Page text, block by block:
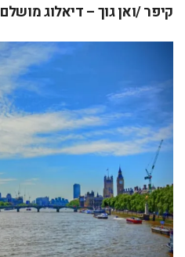
קיפר /ואן גוך – דיאלוג מושלם